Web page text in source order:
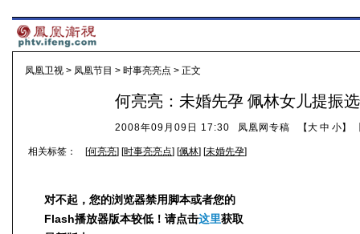
凤凰卫视 > 凤凰节目 > 时事亮亮点 > 正文
何亮亮：未婚先孕 佩林女儿提振
2008年09月09日 17:30 凤凰网专稿 【大 中 小】
相关标签： [何亮亮] [时事亮亮点] [佩林] [未婚先孕]
对不起，您的浏览器禁用脚本或者您的
Flash播放器版本较低！请点击这里获取